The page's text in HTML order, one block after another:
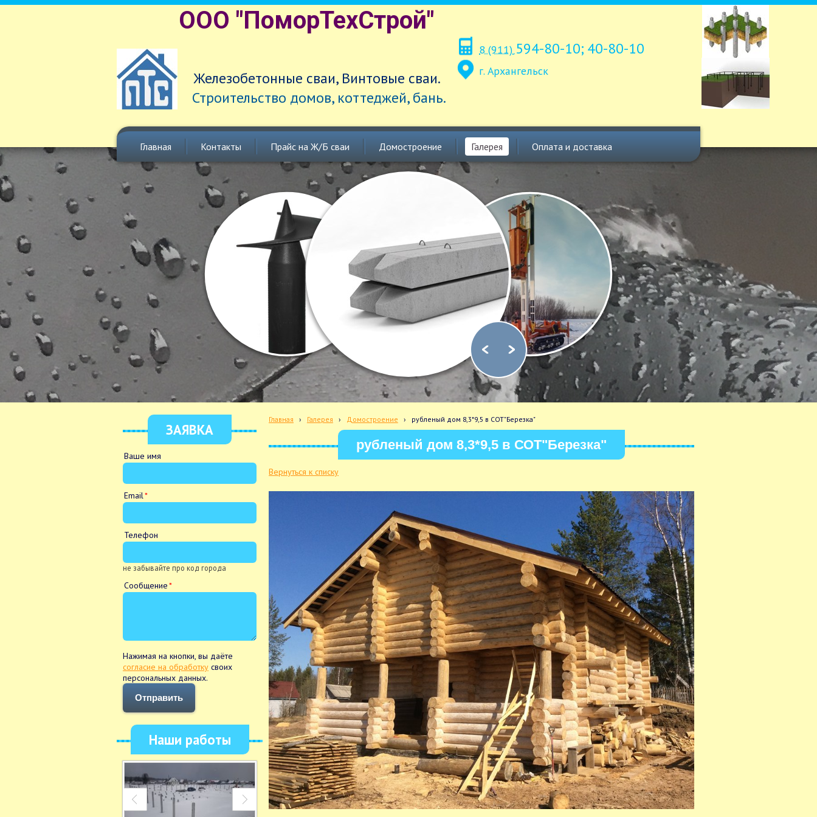
ООО "ПоморТехСтрой"
Железобетонные сваи, Винтовые сваи.
Строительство домов, коттеджей, бань.
8 (911) 594-80-10; 40-80-10
г. Архангельск
Главная Контакты Прайс на Ж/Б сваи Домостроение Галерея Оплата и доставка
ЗАЯВКА
Ваше имя
Email
Телефон
не забывайте про код города
Сообщение
Нажимая на кнопки, вы даёте
согласие на обработку своих
персональных данных.
Отправить
Наши работы
Главная › Галерея › Домостроение › рубленый дом 8,3*9,5 в СОТ"Березка"
рубленый дом 8,3*9,5 в СОТ"Березка"
Вернуться к списку